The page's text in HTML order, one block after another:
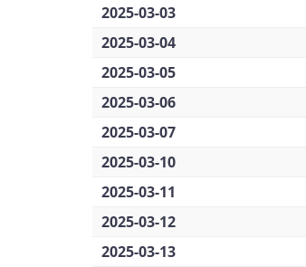
2025-03-03
2025-03-04
2025-03-05
2025-03-06
2025-03-07
2025-03-10
2025-03-11
2025-03-12
2025-03-13